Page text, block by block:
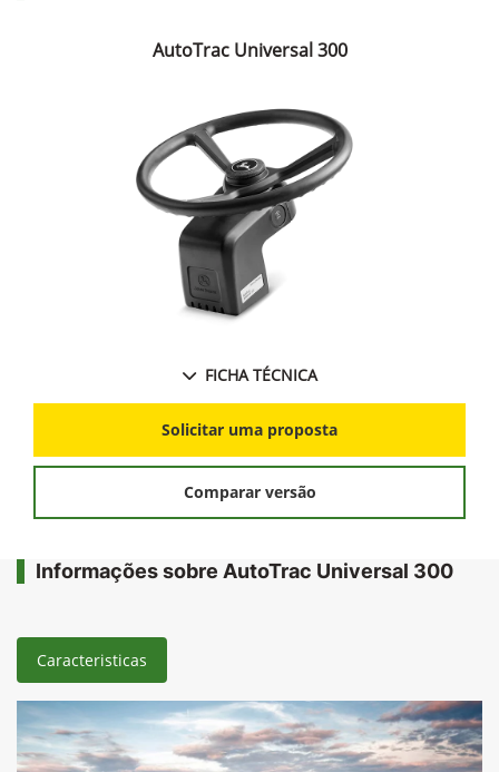
AutoTrac Universal 300
FICHA TÉCNICA
Solicitar uma proposta
Comparar versão
Informações sobre AutoTrac Universal 300
Caracteristicas